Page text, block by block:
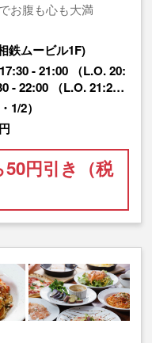
お腹も心も大満
鉄ムービル1F)
- 21:00 （L.O. 20:
- 22:00 （L.O. 21:2…
1/2）
円引き（税